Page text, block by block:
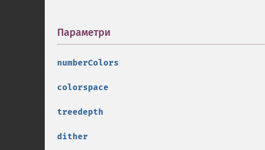
Параметри
numberColors
colorspace
treedepth
dither